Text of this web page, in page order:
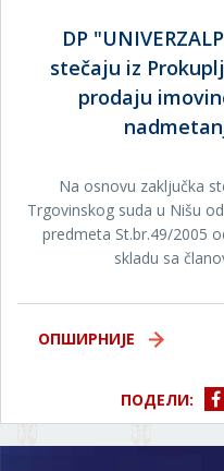
DP
stečaju iz
prodaju
Na osnovu zaključka
Trgovinskog suda u Nišu
predmeta St.br.49/2005
skladu sa
ОПШИРНИЈЕ
ПОДЕЛИ: